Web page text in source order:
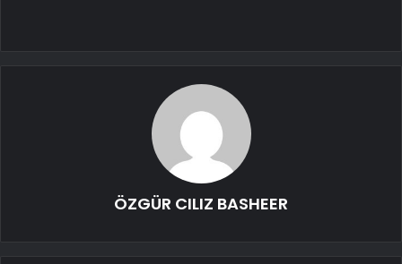
ÖZGÜR CILIZ BASHEER